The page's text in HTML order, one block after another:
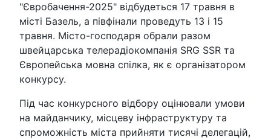
"Євробачення-2025" відбудеться 17 травня в
місті Базель, а півфінали проведуть 13 і 15
травня. Місто-господаря обрали разом
швейцарська телерадіокомпанія SRG SSR та
Європейська мовна спілка, як є організатором
конкурсу.
Під час конкурсного відбору оцінювали умови
на майданчику, місцеву інфраструктуру та
спроможність міста прийняти тисячі делегацій,